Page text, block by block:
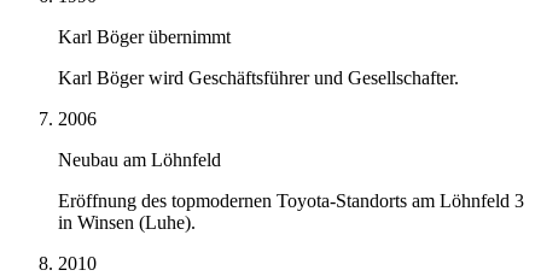
Karl Böger übernimmt
Karl Böger wird Geschäftsführer und Gesellschafter.
2006
Neubau am Löhnfeld
Eröffnung des topmodernen Toyota-Standorts am Löhnfeld 3
in Winsen (Luhe).
2010